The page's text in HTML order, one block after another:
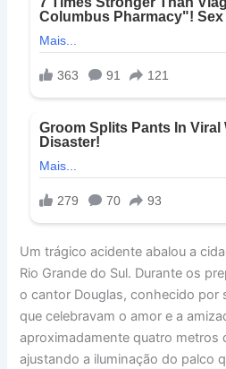
Um trágico acidente abalou a
Rio Grande do Sul. Durante os
o cantor Douglas, conhecido por
que celebravam o amor e a
aproximadamente quatro metros
ajustando a iluminação do palco